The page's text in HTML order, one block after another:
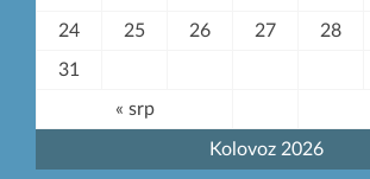
Kolovoz 2026
24 25 26 27 28
31
« srp